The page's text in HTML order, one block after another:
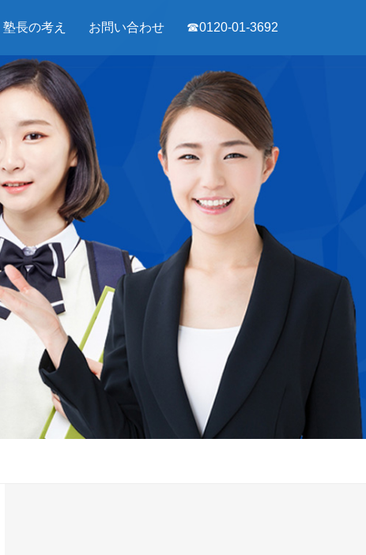
塾長の考え お問い合わせ ☎0120-01-3692